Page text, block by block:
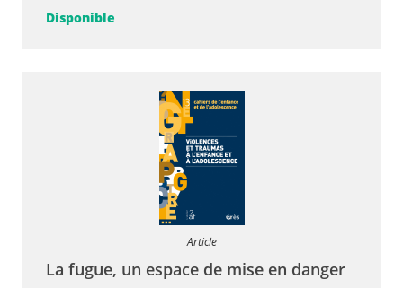
Disponible
Article
La fugue, un espace de mise en danger